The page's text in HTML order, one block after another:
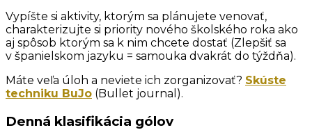
Vypíšte si aktivity, ktorým sa plánujete venovať,
charakterizujte si priority nového školského roka ako
aj spôsob ktorým sa k nim chcete dostať (Zlepšiť sa
v španielskom jazyku = samouka dvakrát do týždňa).
Máte veľa úloh a neviete ich zorganizovať? Skúste
techniku BuJo (Bullet journal).
Denná klasifikácia gólov